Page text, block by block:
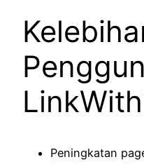
Peningkatan